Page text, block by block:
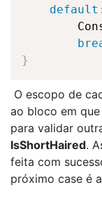
default :
}
O escopo de
ao bloco em
para validar
IsShortHaired.
feita com
próximo case é